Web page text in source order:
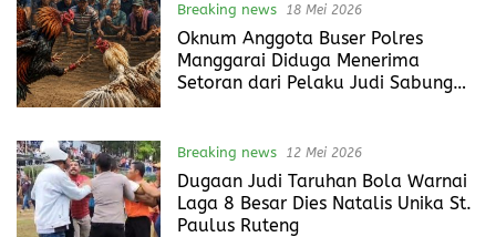
Breaking news 18 Mei 2026
Oknum Anggota Buser Polres
Manggarai Diduga Menerima
Setoran dari Pelaku Judi Sabung
Breaking news 12 Mei 2026
Dugaan Judi Taruhan Bola Warnai
Laga 8 Besar Dies Natalis Unika St.
Paulus Ruteng